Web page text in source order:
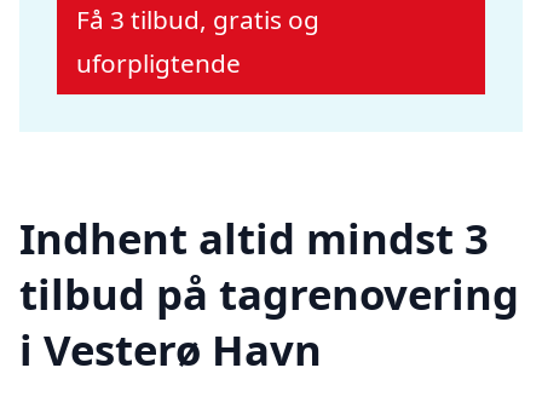
Få 3 tilbud, gratis og
uforpligtende
Indhent altid mindst 3
tilbud på tagrenovering
i Vesterø Havn